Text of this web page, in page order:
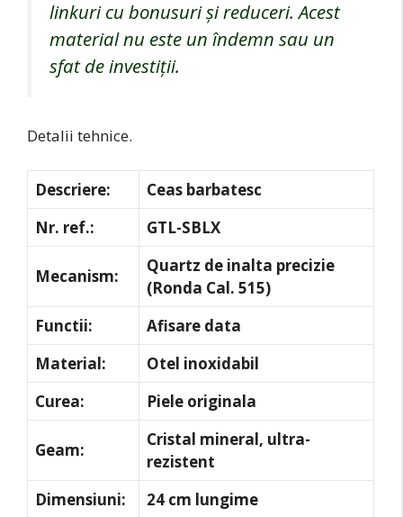
linkuri cu bonusuri și reduceri. Acest
material nu este un îndemn sau un
sfat de investiții.
Detalii tehnice.
Descriere:
Ceas barbatesc
Nr. ref.:
GTL-SBLX
Mecanism:
Quartz de inalta precizie
(Ronda Cal. 515)
Functii:
Afisare data
Material:
Otel inoxidabil
Curea:
Piele originala
Geam:
Cristal mineral, ultra-
rezistent
Dimensiuni:
24 cm lungime